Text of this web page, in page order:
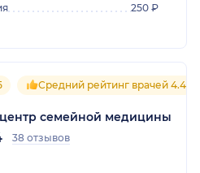
250 ₽
Средний рейтинг врачей 4.4
семейной медицины
38 отзывов